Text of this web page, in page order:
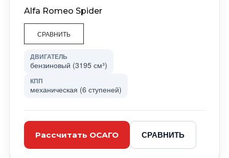
Alfa Romeo Spider
СРАВНИТЬ
ДВИГАТЕЛЬ
бензиновый (3195 см³)
КПП
механическая (6 ступеней)
Рассчитать ОСАГО СРАВНИТЬ